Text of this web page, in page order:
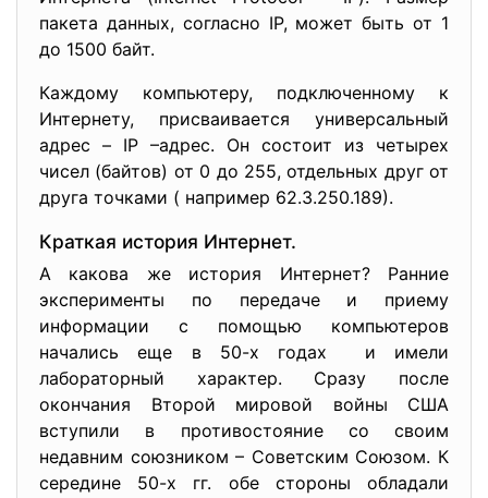
пакета данных, согласно IP, может быть от 1
до 1500 байт.
Каждому компьютеру, подключенному к
Интернету, присваивается универсальный
адрес – IP –адрес. Он состоит из четырех
чисел (байтов) от 0 до 255, отдельных друг от
друга точками ( например 62.3.250.189).
Краткая история Интернет.
А какова же история Интернет? Ранние
эксперименты по передаче и приему
информации с помощью компьютеров
начались еще в 50-х годах и имели
лабораторный характер. Сразу после
окончания Второй мировой войны США
вступили в противостояние со своим
недавним союзником – Советским Союзом. К
середине 50-х гг. обе стороны обладали